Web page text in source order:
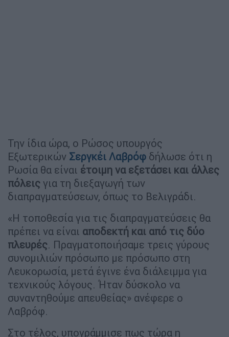
Την ίδια ώρα, ο Ρώσος υπουργός
Εξωτερικών Σεργκέι Λαβρόφ δήλωσε ότι η
Ρωσία θα είναι έτοιμη να εξετάσει και άλλες
πόλεις για τη διεξαγωγή των
διαπραγματεύσεων, όπως το Βελιγράδι.
«Η τοποθεσία για τις διαπραγματεύσεις θα
πρέπει να είναι αποδεκτή και από τις δύο
πλευρές. Πραγματοποιήσαμε τρεις γύρους
συνομιλιών πρόσωπο με πρόσωπο στη
Λευκορωσία, μετά έγινε ένα διάλειμμα για
τεχνικούς λόγους. Ήταν δύσκολο να
συναντηθούμε απευθείας» ανέφερε ο
Λαβρόφ.
Στο τέλος, υπογράμμισε πως τώρα η